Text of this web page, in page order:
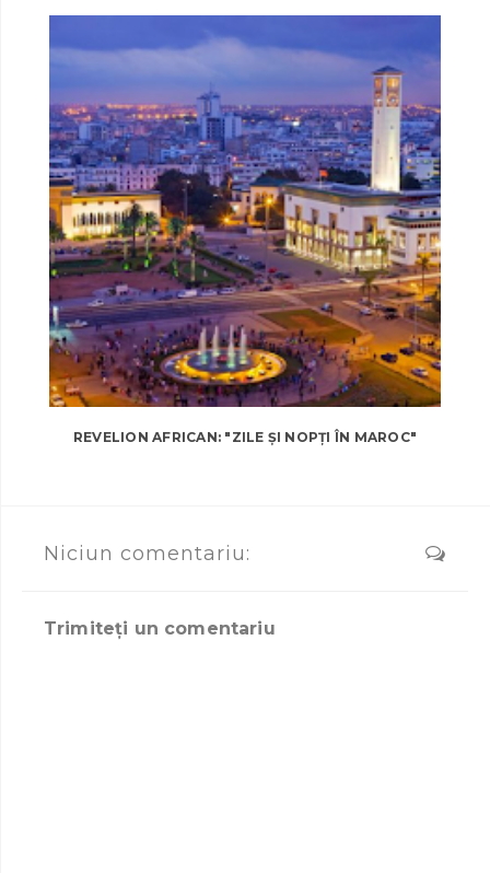
REVELION AFRICAN: "ZILE ȘI NOPȚI ÎN MAROC"
Niciun comentariu:
Trimiteți un comentariu